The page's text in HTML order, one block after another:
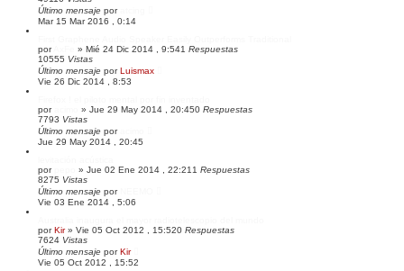
z
d
Último mensaje por
Mar 15 Mar 2016 , 0:14
por
» Mié 24 Dic 2014 , 9:541 Respuestas
10555 Vistas
Último mensaje porLuismax
Vie 26 Dic 2014 , 8:53
por
» Jue 29 May 2014 , 20:450 Respuestas
7793 Vistas
Último mensaje por
Jue 29 May 2014 , 20:45
por
» Jue 02 Ene 2014 , 22:21 1 Respuestas
8275 Vistas
Último mensaje por
Vie 03 Ene 2014 , 5:06
porKir» Vie 05 Oct 2012 , 15:520 Respuestas
7624 Vistas
Último mensaje porKir
Vie 05 Oct 2012 , 15:52